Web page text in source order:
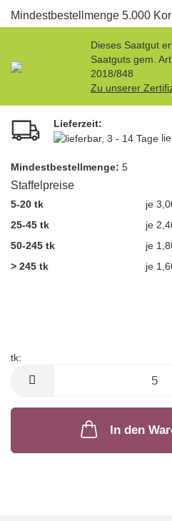
Mindestbestellmenge 5.000
Dieses Saatgut
Saatguts gem.
2018/848
Zu unserer
Lieferzeit:
Mindest­bestellmenge: 5
Staffelpreise
5-20 tk
je
25-45 tk
je
50-245 tk
je
> 245 tk
je
tk:
In den